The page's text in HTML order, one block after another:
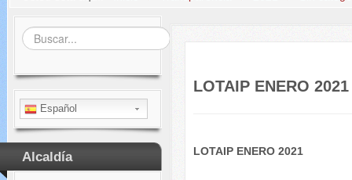
Buscar...
Español
Alcaldía
LOTAIP ENERO 2021
LOTAIP ENERO 2021